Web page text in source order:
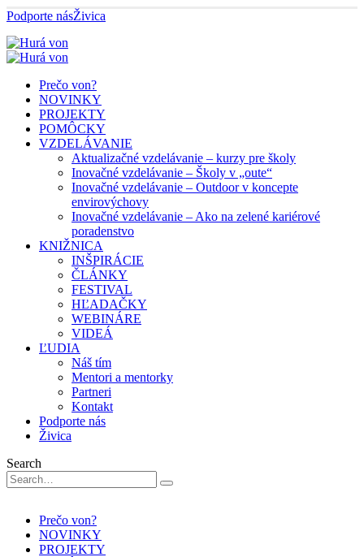
Podporte násŽivica
Prečo von?
NOVINKY
PROJEKTY
POMÔCKY
VZDELÁVANIE
Aktualizačné vzdelávanie – kurzy pre školy
Inovačné vzdelávanie – Školy v „oute“
Inovačné vzdelávanie – Outdoor v koncepte
envirovýchovy
Inovačné vzdelávanie – Ako na zelené kariérové
poradenstvo
KNIŽNICA
INŠPIRÁCIE
ČLÁNKY
FESTIVAL
HĽADAČKY
WEBINÁRE
VIDEÁ
ĽUDIA
Náš tím
Mentori a mentorky
Partneri
Kontakt
Podporte nás
Živica
Search
Prečo von?
NOVINKY
PROJEKTY